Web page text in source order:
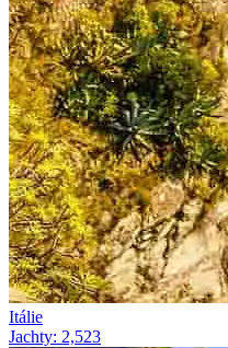
Itálie
Jachty: 2,523